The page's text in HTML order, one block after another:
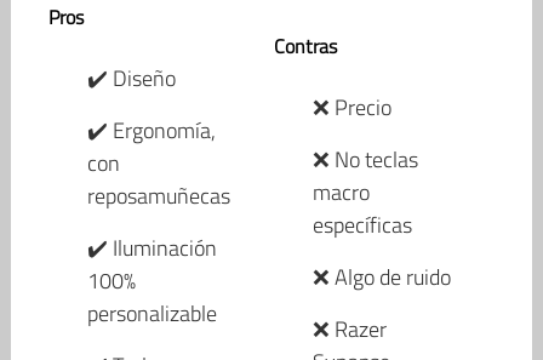
Pros
✔️ Diseño
✔️ Ergonomía,
con
reposamuñecas
✔️ Iluminación
100%
personalizable
Contras
❌ Precio
❌ No teclas
macro
específicas
❌ Algo de ruido
❌ Razer